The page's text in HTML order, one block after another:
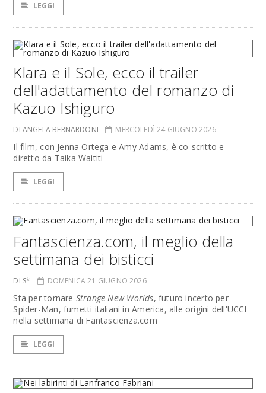
LEGGI
Klara e il Sole, ecco il trailer
dell'adattamento del romanzo di
Kazuo Ishiguro
DI ANGELA BERNARDONI MERCOLEDÌ 24 GIUGNO 2026
Il film, con Jenna Ortega e Amy Adams, è co-scritto e
diretto da Taika Waititi
LEGGI
Fantascienza.com, il meglio della
settimana dei bisticci
DI S* DOMENICA 21 GIUGNO 2026
Sta per tornare Strange New Worlds, futuro incerto per
Spider-Man, fumetti italiani in America, alle origini dell'UCCI
nella settimana di Fantascienza.com
LEGGI